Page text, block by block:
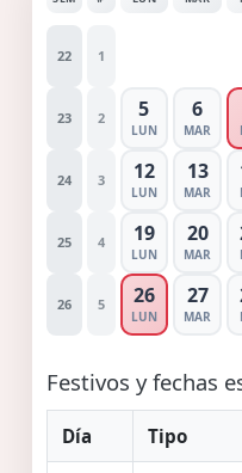
22 1
23 2 5
LUN
6
MAR
24 3 12
LUN
13
MAR
25 4 19
LUN
20
MAR
26 5 26
LUN
27
MAR
Festivos y fechas
Día Tipo